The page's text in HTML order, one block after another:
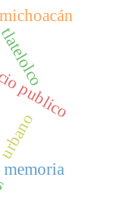
publico
michoacán
memoria